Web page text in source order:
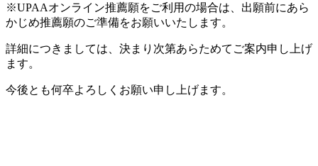
※UPAAオンライン推薦願をご利用の場合は、出願前にあら
かじめ推薦願のご準備をお願いいたします。
詳細につきましては、決まり次第あらためてご案内申し上げ
ます。
今後とも何卒よろしくお願い申し上げます。